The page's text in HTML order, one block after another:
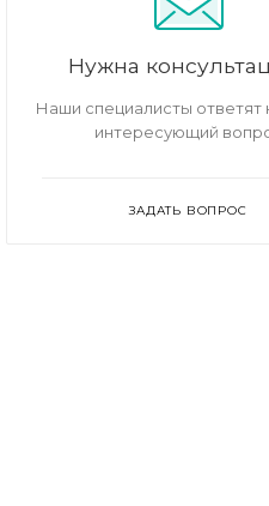
Нужна
Наши специалисты ответят
интересующий
ЗАДАТЬ ВОПРОС